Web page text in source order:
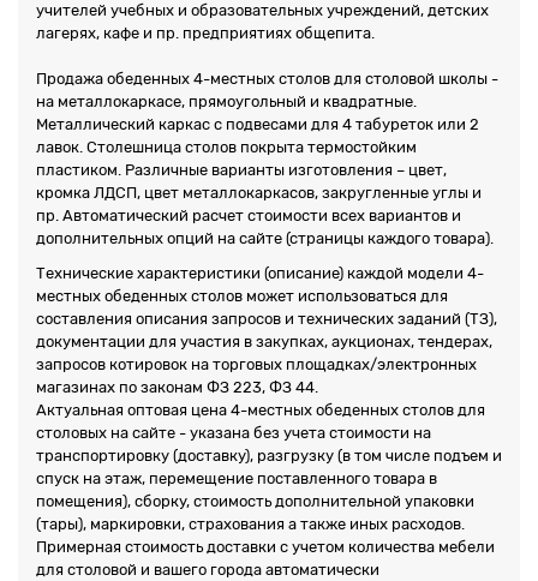
учителей учебных и образовательных учреждений, детских
лагерях, кафе и пр. предприятиях общепита.
Продажа обеденных 4-местных столов для столовой школы -
на металлокаркасе, прямоугольный и квадратные.
Металлический каркас с подвесами для 4 табуреток или 2
лавок. Столешница столов покрыта термостойким
пластиком. Различные варианты изготовления – цвет,
кромка ЛДСП, цвет металлокаркасов, закругленные углы и
пр. Автоматический расчет стоимости всех вариантов и
дополнительных опций на сайте (страницы каждого товара).
Технические характеристики (описание) каждой модели 4-
местных обеденных столов может использоваться для
составления описания запросов и технических заданий (ТЗ),
документации для участия в закупках, аукционах, тендерах,
запросов котировок на торговых площадках/электронных
магазинах по законам ФЗ 223, ФЗ 44.
Актуальная оптовая цена 4-местных обеденных столов для
столовых на сайте - указана без учета стоимости на
транспортировку (доставку), разгрузку (в том числе подъем и
спуск на этаж, перемещение поставленного товара в
помещения), сборку, стоимость дополнительной упаковки
(тары), маркировки, страхования а также иных расходов.
Примерная стоимость доставки с учетом количества мебели
для столовой и вашего города автоматически